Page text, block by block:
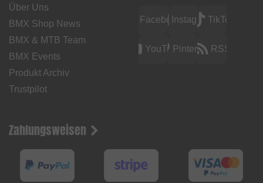
Über Uns
BMX Shop News
BMX & MTB Team
BMX Events
Produkt Archiv
Trustpilot
FacebookInstagramTikTok
YouTubePinterest RSS
Zahlungsweisen